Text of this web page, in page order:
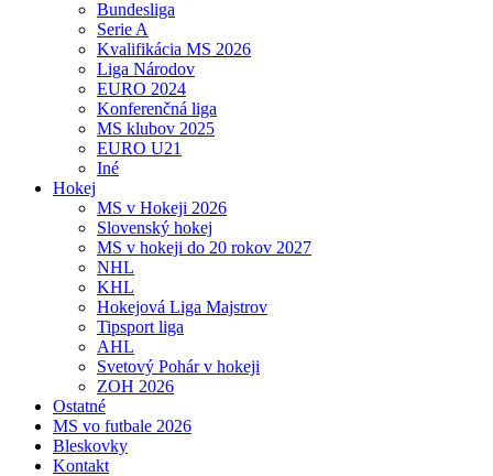
Bundesliga
Serie A
Kvalifikácia MS 2026
Liga Národov
EURO 2024
Konferenčná liga
MS klubov 2025
EURO U21
Iné
Hokej
MS v Hokeji 2026
Slovenský hokej
MS v hokeji do 20 rokov 2027
NHL
KHL
Hokejová Liga Majstrov
Tipsport liga
AHL
Svetový Pohár v hokeji
ZOH 2026
Ostatné
MS vo futbale 2026
Bleskovky
Kontakt